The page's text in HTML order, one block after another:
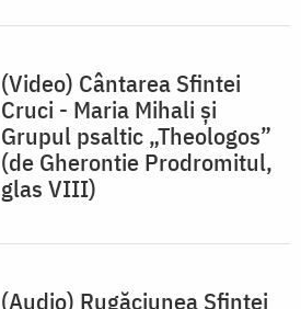
(Video) Cântarea Sfintei
Cruci - Maria Mihali și
Grupul psaltic „Theologos”
(de Gherontie Prodromitul,
glas VIII)
(Audio) Rugăciunea Sfintei